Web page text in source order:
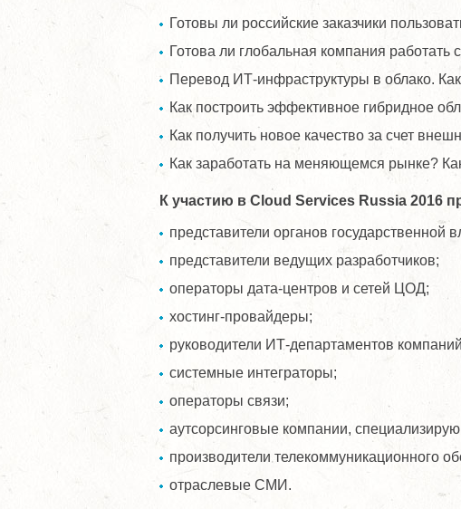
Готовы ли российские заказчики
Готова ли глобальная компания
Перевод ИТ-инфраструктуры в облако.
Как построить эффективное гибридное
Как получить новое качество за счет
Как заработать на меняющемся рынке?
К участию в Cloud Services Russia 2016
представители органов государственной
представители ведущих разработчиков;
операторы дата-центров и сетей ЦОД;
хостинг-провайдеры;
руководители ИТ-департаментов
системные интеграторы;
операторы связи;
аутсорсинговые компании,
производители телекоммуникационного
отраслевые СМИ.